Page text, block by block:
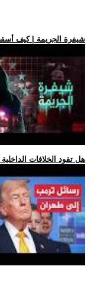
.. شيفرة الجريمة | كيف
.. هل تقود الخلافات